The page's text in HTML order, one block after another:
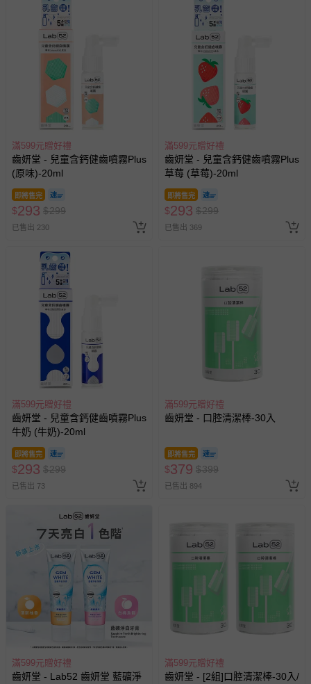
滿599元贈好禮
齒妍堂 - 兒童含鈣健齒噴霧Plus
(原味)-20ml
即將售完
$293 $299
已售出 230
滿599元贈好禮
齒妍堂 - 兒童含鈣健齒噴霧Plus
草莓 (草莓)-20ml
即將售完
$293 $299
已售出 369
滿599元贈好禮
齒妍堂 - 兒童含鈣健齒噴霧Plus
牛奶 (牛奶)-20ml
即將售完
$293 $299
已售出 73
滿599元贈好禮
齒妍堂 - 口腔清潔棒-30入
即將售完
$379 $399
已售出 894
滿599元贈好禮
齒妍堂 - Lab52 齒妍堂 藍礦淨
滿599元贈好禮
齒妍堂 - [2組]口腔清潔棒-30入/